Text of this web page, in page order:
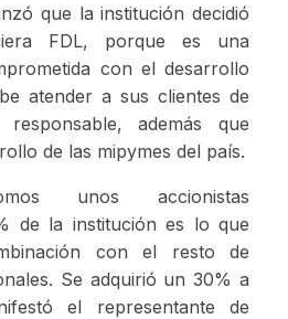
que la institución decidió
FDL, porque es una
con el desarrollo
atender a sus clientes de
además que
de las mipymes del país.
unos accionistas
de la institución es lo que
con el resto de
Se adquirió un 30% a
el representante de